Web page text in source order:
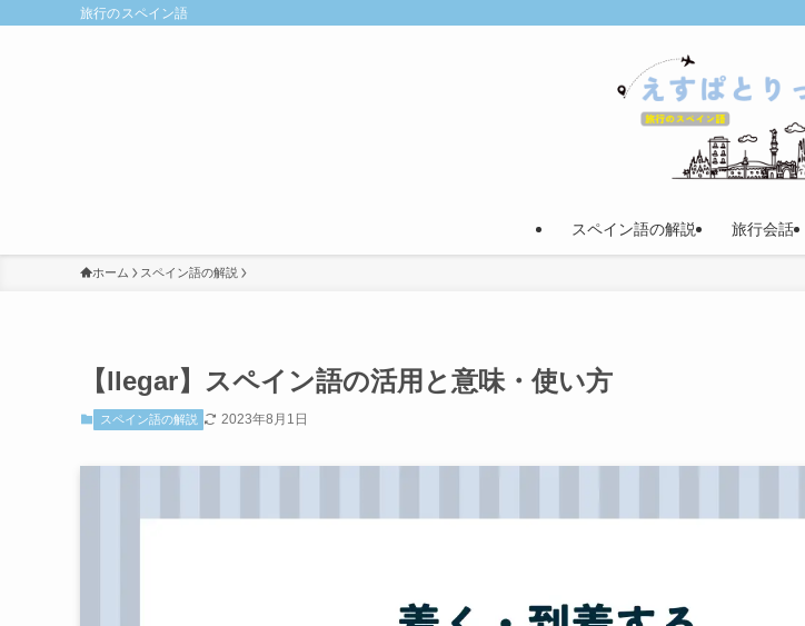
旅行のスペイン語
スペイン語の解説 旅行会話
ホーム スペイン語の解説
【llegar】スペイン語の活用と意味・使い方
スペイン語の解説 2023年8月1日